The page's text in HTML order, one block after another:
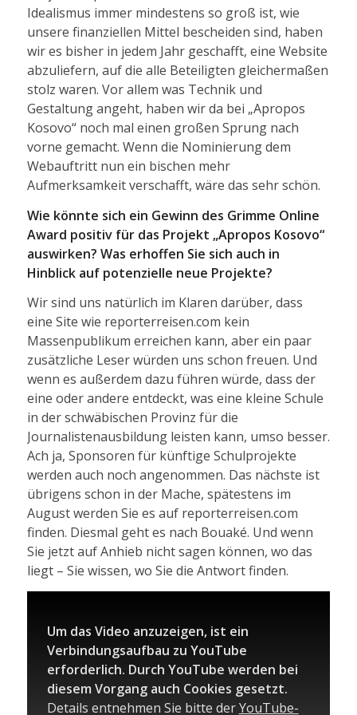
Idealismus immer mindestens so groß ist, wie
unsere finanziellen Mittel bescheiden sind, haben
wir es bisher in jedem Jahr geschafft, eine Website
abzuliefern, auf die alle Beteiligten gleichermaßen
stolz waren. Vor allem was Technik und
Gestaltung angeht, haben wir da bei „Apropos
Kosovo“ noch mal einen großen Sprung nach
vorne gemacht. Wenn die Nominierung dem
Webauftritt nun ein bischen mehr
Aufmerksamkeit verschafft, wäre das sehr schön.
Wie könnte sich ein Gewinn des Grimme Online
Award positiv für das Projekt „Apropos Kosovo“
auswirken? Was erhoffen Sie sich auch in
Hinblick auf potenzielle neue Projekte?
Wir sind uns natürlich im Klaren darüber, dass
eine Site wie reporterreisen.com kein
Massenpublikum erreichen kann, aber ein paar
zusätzliche Leser würden uns schon freuen. Und
wenn es außerdem dazu führen würde, dass der
eine oder andere entdeckt, was eine kleine Schule
in der schwäbischen Provinz für die
Journalistenausbildung leisten kann, umso besser.
Ach ja, Sponsoren für künftige Schulprojekte
werden auch noch angenommen. Das nächste ist
übrigens schon in der Mache, spätestens im
August werden Sie es auf reporterreisen.com
finden. Diesmal geht es nach Bouaké. Und wenn
Sie jetzt auf Anhieb nicht sagen können, wo das
liegt – Sie wissen, wo Sie die Antwort finden.
Um das Video anzuzeigen, ist ein
Verbindungsaufbau zu YouTube
erforderlich. Durch YouTube werden bei
diesem Vorgang auch Cookies gesetzt.
Details entnehmen Sie bitte derYouTube-